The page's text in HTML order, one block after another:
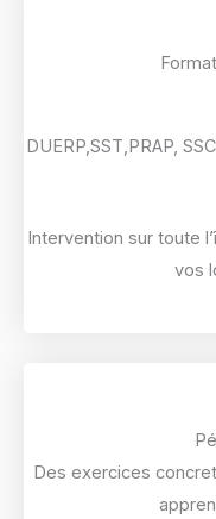
DUERP,SST,PRAP,
Intervention sur toute
vos
Des exercices